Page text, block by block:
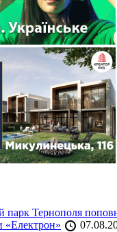
парк Тернополя
«Електрон»